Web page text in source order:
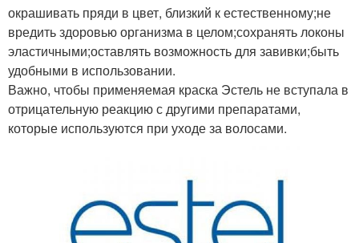
окрашивать пряди в цвет, близкий к естественному;не
вредить здоровью организма в целом;сохранять локоны
эластичными;оставлять возможность для завивки;быть
удобными в использовании.
Важно, чтобы применяемая краска Эстель не вступала в
отрицательную реакцию с другими препаратами,
которые используются при уходе за волосами.